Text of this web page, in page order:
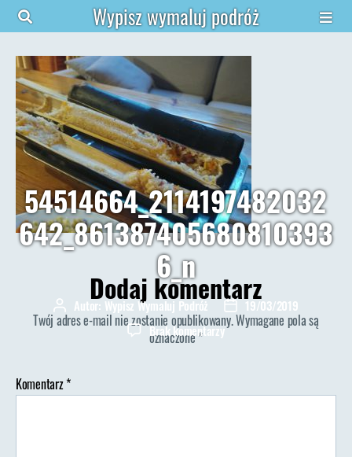
Wypisz wymaluj podróż
54514664_2114197482032
642_861387405680810393
6_n
Autor
wpisu
Autor: Wypisz Wymaluj Podróż
Data
wpisu
19/03/2019
Brak komentarzydo
Dodaj komentarz
Twój adres e-mail nie zostanie opublikowany.Wymagane pola są
oznaczone*
Komentarz*